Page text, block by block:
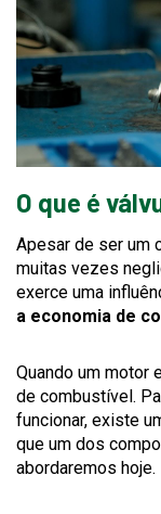
O que é
Apesar de ser um
muitas vezes
exerce uma
a economia de
Quando um motor
de combustível.
funcionar, existe
que um dos
abordaremos hoje.